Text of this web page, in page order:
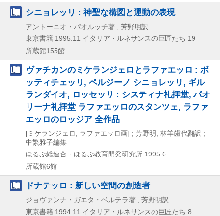
シニョレッリ : 神聖な構図と運動の表現
アントーニオ・パオルッチ著 ; 芳野明訳
東京書籍 1995.11 イタリア・ルネサンスの巨匠たち 19
所蔵館155館
ヴァチカンのミケランジェロとラファエッロ : ボ
ッティチェッリ, ペルジーノ シニョレッリ, ギル
ランダイオ, ロッセッリ : システィナ礼拝堂, パオ
リーナ礼拝堂 ラファエッロのスタンツェ, ラファ
エッロのロッジア 全作品
[ミケランジェロ, ラファエッロ画] ; 芳野明, 林羊歯代翻訳 ;
中繁雅子編集
ほるぷ総連合・ほるぷ教育開発研究所 1995.6
所蔵館6館
ドナテッロ : 新しい空間の創造者
ジョヴァンナ・ガエタ・ベルテラ著 ; 芳野明訳
東京書籍 1994.11 イタリア・ルネサンスの巨匠たち 8